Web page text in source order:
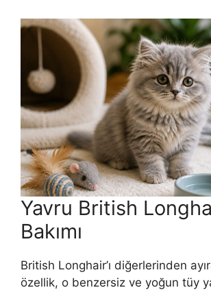
Yavru British
Bakımı
British Longhair’ı diğerlerinden
özellik, o benzersiz ve yoğun tüy